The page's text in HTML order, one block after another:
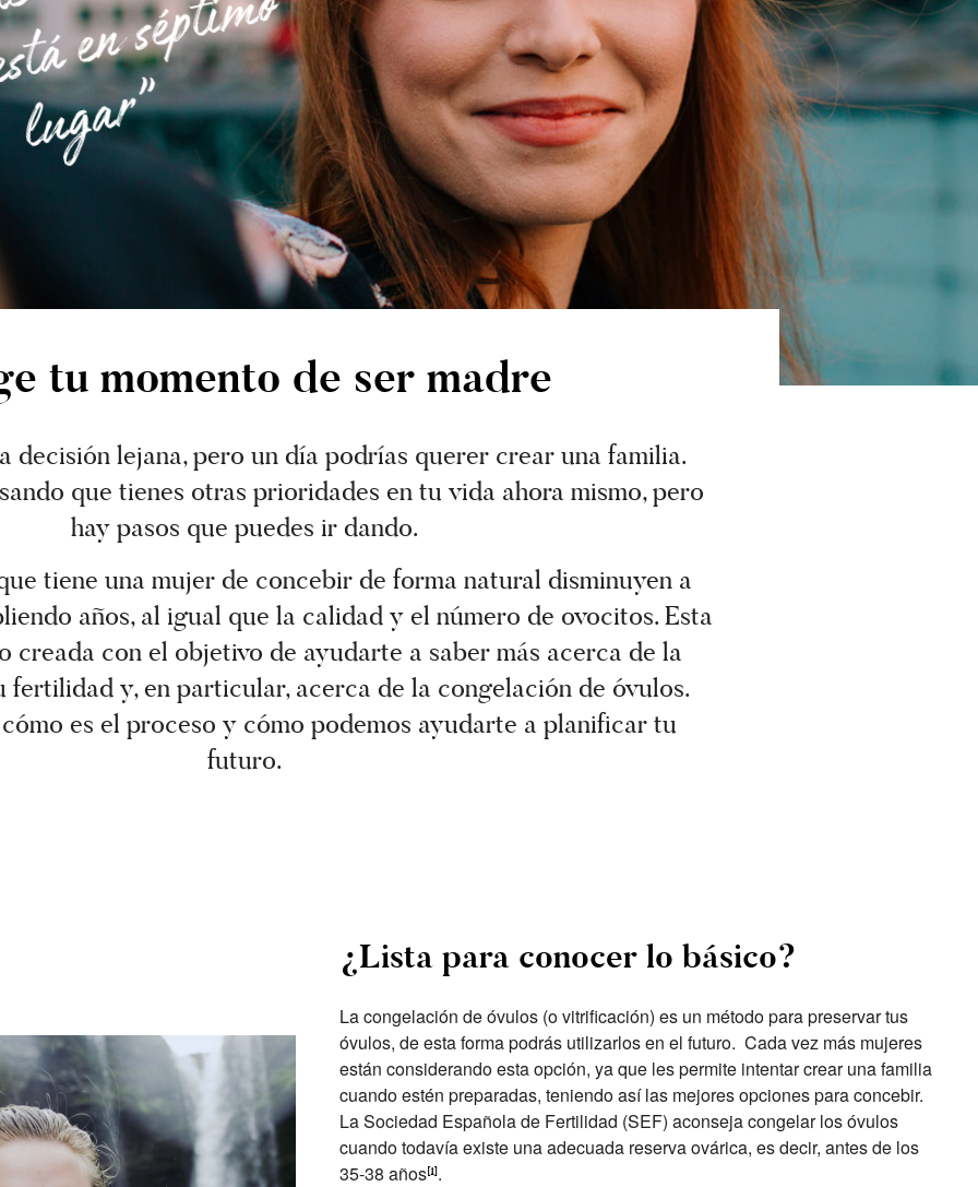
”
tu momento de ser madre
decisión lejana, pero un día podrías querer crear una familia.
que tienes otras prioridades en tu vida ahora mismo, pero
hay pasos que puedes ir dando.
tiene una mujer de concebir de forma natural disminuyen a
años, al igual que la calidad y el número de ovocitos. Esta
creada con el objetivo de ayudarte a saber más acerca de la
fertilidad y, en particular, acerca de la congelación de óvulos.
es el proceso y cómo podemos ayudarte a planificar tu
futuro.
¿Lista para conocer lo básico?
La congelación de óvulos (o vitrificación) es un método para preservar tus
óvulos, de esta forma podrás utilizarlos en el futuro. Cada vez más mujeres
están considerando esta opción, ya que les permite intentar crear una familia
cuando estén preparadas, teniendo así las mejores opciones para concebir.
La Sociedad Española de Fertilidad (SEF) aconseja congelar los óvulos
cuando todavía existe una adecuada reserva ovárica, es decir, antes de los
35-38 años[1].